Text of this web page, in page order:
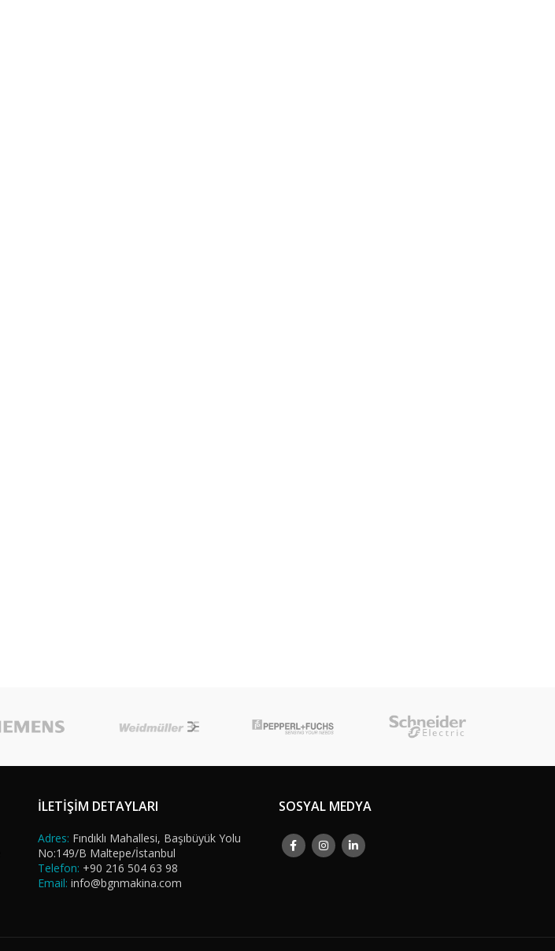
İLETİŞİM DETAYLARI
Adres: Fındıklı Mahallesi, Başıbüyük Yolu
No:149/B Maltepe/İstanbul
Telefon: +90 216 504 63 98
Email: info@bgnmakina.com
SOSYAL MEDYA